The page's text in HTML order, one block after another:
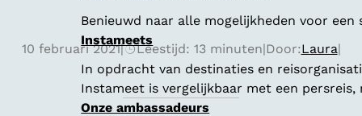
Benieuwd naar alle mogelijkheden voor
Instameets
In opdracht van destinaties en
Instameet is vergelijkbaar met een
Onze ambassadeurs
10 februari 2021| Leestijd: 13 minuten|Door:Laura|